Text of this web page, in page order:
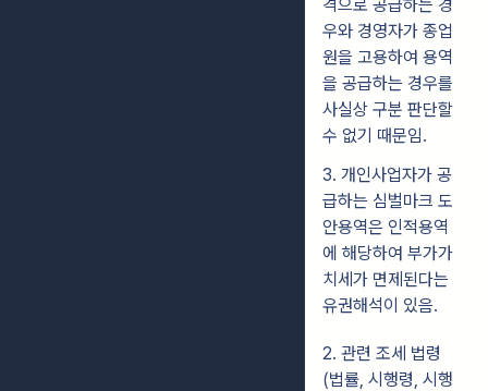
격으로 공급하는 경
우와 경영자가 종업
원을 고용하여 용역
을 공급하는 경우를
사실상 구분 판단할
수 없기 때문임.
3. 개인사업자가 공
급하는 심벌마크 도
안용역은 인적용역
에 해당하여 부가가
치세가 면제된다는
유권해석이 있음.
2. 관련 조세 법령
(법률, 시행령, 시행